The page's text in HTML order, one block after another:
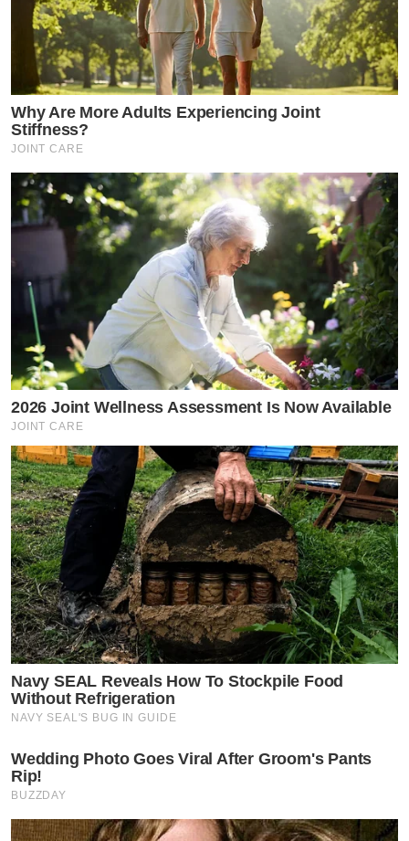
Why Are More Adults Experiencing Joint
Stiffness?
JOINT CARE
2026 Joint Wellness Assessment Is Now Available
JOINT CARE
Navy SEAL Reveals How To Stockpile Food
Without Refrigeration
NAVY SEAL'S BUG IN GUIDE
Wedding Photo Goes Viral After Groom's Pants
Rip!
BUZZDAY